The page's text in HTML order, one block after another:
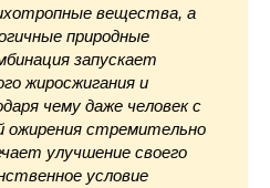
вещества, а
природные
запускает
жиросжигания и
чему даже человек с
ожирения стремительно
улучшение своего
условие